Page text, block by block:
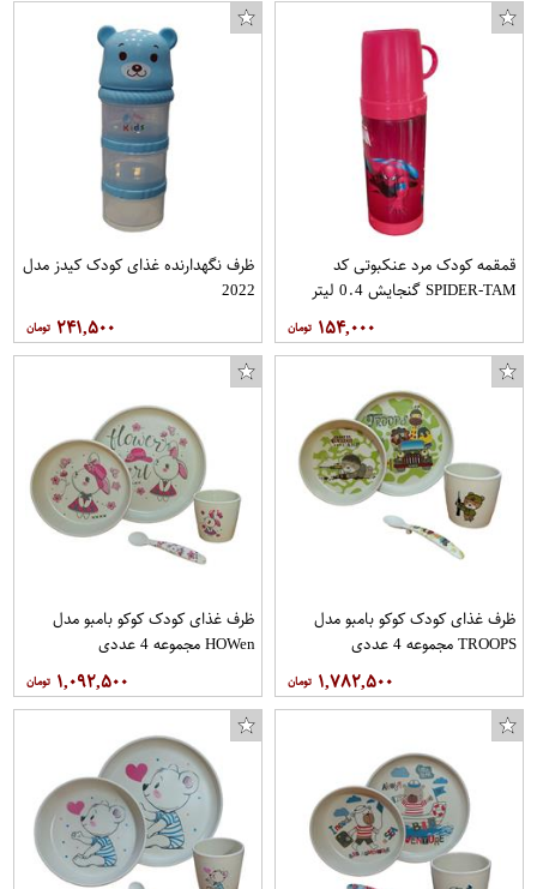
قمقمه کودک مرد عنکبوتی کد
SPIDER-TAM گنجایش 0.4 لیتر
۱۵۴,۰۰۰
ظرف نگهدارنده غذای کودک کیدز مدل
2022
۲۴۱,۵۰۰
ظرف غذای کودک کوکو بامبو مدل
TROOPS مجموعه 4 عددی
۱,۷۸۲,۵۰۰
ظرف غذای کودک کوکو بامبو مدل
HOWen مجموعه 4 عددی
۱,۰۹۲,۵۰۰